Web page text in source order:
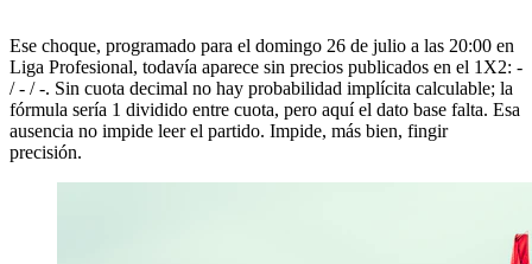
Ese choque, programado para el domingo 26 de julio a las 20:00 en
Liga Profesional, todavía aparece sin precios publicados en el 1X2: -
/ - / -. Sin cuota decimal no hay probabilidad implícita calculable; la
fórmula sería 1 dividido entre cuota, pero aquí el dato base falta. Esa
ausencia no impide leer el partido. Impide, más bien, fingir
precisión.